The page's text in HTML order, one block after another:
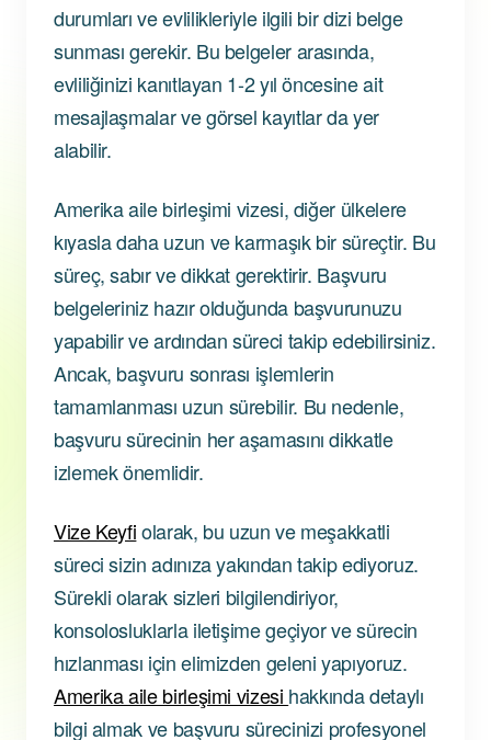
durumları ve evlilikleriyle ilgili bir dizi belge
sunması gerekir. Bu belgeler arasında,
evliliğinizi kanıtlayan 1-2 yıl öncesine ait
mesajlaşmalar ve görsel kayıtlar da yer
alabilir.
Amerika aile birleşimi vizesi, diğer ülkelere
kıyasla daha uzun ve karmaşık bir süreçtir. Bu
süreç, sabır ve dikkat gerektirir. Başvuru
belgeleriniz hazır olduğunda başvurunuzu
yapabilir ve ardından süreci takip edebilirsiniz.
Ancak, başvuru sonrası işlemlerin
tamamlanması uzun sürebilir. Bu nedenle,
başvuru sürecinin her aşamasını dikkatle
izlemek önemlidir.
Vize Keyfiolarak, bu uzun ve meşakkatli
süreci sizin adınıza yakından takip ediyoruz.
Sürekli olarak sizleri bilgilendiriyor,
konsolosluklarla iletişime geçiyor ve sürecin
hızlanması için elimizden geleni yapıyoruz.
Amerika aile birleşimi vizesi hakkında detaylı
bilgi almak ve başvuru sürecinizi profesyonel